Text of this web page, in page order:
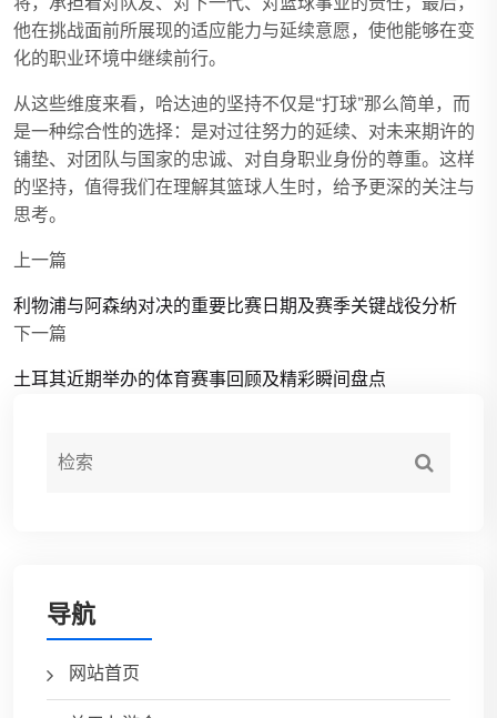
他在挑战面前所展现的适应能力与延续意愿，使他能够在变
化的职业环境中继续前行。
从这些维度来看，哈达迪的坚持不仅是“打球”那么简单，而
是一种综合性的选择：是对过往努力的延续、对未来期许的
铺垫、对团队与国家的忠诚、对自身职业身份的尊重。这样
的坚持，值得我们在理解其篮球人生时，给予更深的关注与
思考。
上一篇
利物浦与阿森纳对决的重要比赛日期及赛季关键战役分析
下一篇
土耳其近期举办的体育赛事回顾及精彩瞬间盘点
导航
网站首页